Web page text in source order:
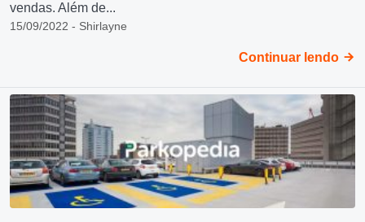
vendas. Além de...
15/09/2022 - Shirlayne
Continuar lendo